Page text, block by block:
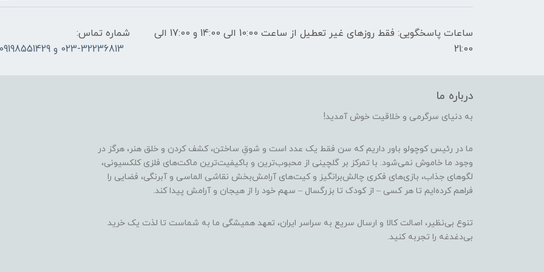
ساعات پاسخگویی: فقط روزهای غیر تعطیل از ساعت 10:00 الی 14:00 و 17:00 الی
21:00
شماره تماس:
023-32236813 و 09198551429
درباره ما
به دنیای سرگرمی و خلاقیت خوش آمدید!
ما در رئیس کوچولو باور داریم که سن فقط یک عدد است و شوقِ ساختن، کشف کردن و خلق هنر، هرگز در
وجود ما خاموش نمی‌شود. با تمرکز بر گلچینی از محبوب‌ترین و باکیفیت‌ترین ماکت‌های فلزی کلکسیونی،
لگوهای جذاب، بازی‌های فکری چالش‌برانگیز و کیت‌های آرامش‌بخش نقاشی الماسی و آبرنگی، فضایی را
فراهم کرده‌ایم تا هر کسی – از کودک تا بزرگسال – سهم خود را از هیجان و آرامش پیدا کند.
تنوع بی‌نظیر، اصالت کالا و ارسال سریع به سراسر ایران، تعهد همیشگی ما به شماست تا لذت یک خرید
بی‌دغدغه را تجربه کنید.